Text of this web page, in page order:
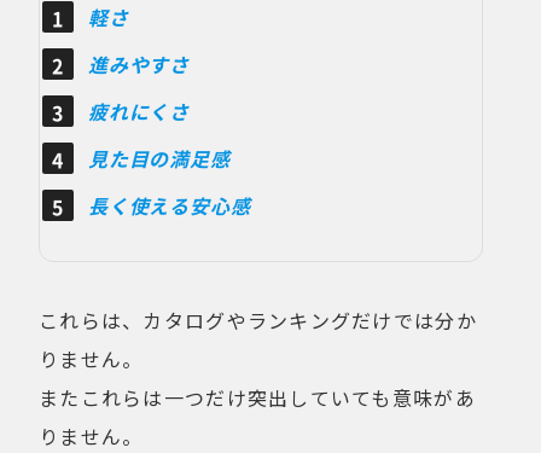
軽さ
進みやすさ
疲れにくさ
見た目の満足感
長く使える安心感
これらは、カタログやランキングだけでは分か
りません。
またこれらは一つだけ突出していても意味があ
りません。